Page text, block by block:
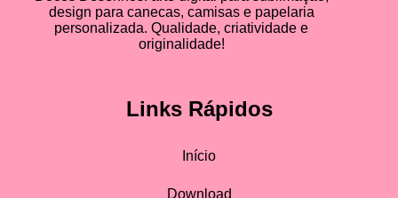
design para canecas, camisas e papelaria
personalizada. Qualidade, criatividade e
originalidade!
Links Rápidos
Início
Download